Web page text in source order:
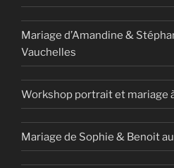
Mariage d’Amandine &
Vauchelles
Workshop portrait et mariage
Mariage de Sophie & Benoit